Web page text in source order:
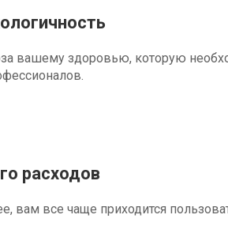
вашему здоровью, которую
расходов
вам все чаще приходится